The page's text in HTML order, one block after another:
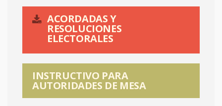
ACORDADAS Y
RESOLUCIONES
ELECTORALES
INSTRUCTIVO PARA
AUTORIDADES DE MESA